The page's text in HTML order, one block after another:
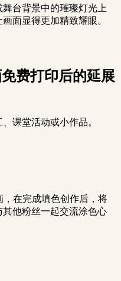
台背景中的璀璨灯光上
面显得更加精致耀眼。
费打印后的延展
课堂活动或小作品。
在完成填色创作后，将
他粉丝一起交流涂色心